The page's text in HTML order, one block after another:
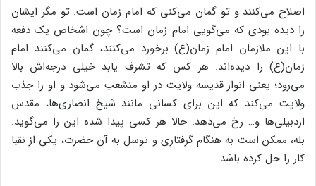
اصلاح مى‌‌کنند و تو گمان مى‌‌کنى که امام زمان است. تو مگر ایشان
را دیده بودى که مى‌‌گویى امام زمان است؟ چون اشخاص یک دفعه
با این ملازمان امام زمان(ع) برخورد مى‌‌کنند، گمان مى‌‌کنند امام
زمان(ع) را دیده‌‌اند. هر کس که تشرف یابد خیلى درجه‌‌اش بالا
مى‌‌رود؛ یعنى انوار قدیسه ولایت در او منشعب مى‌‌شود و او را جذب
ولایت مى‌‌کند که این براى کسانى مانند شیخ انصارى‌‌ها، مقدس
اردبیلى‌‌ها و… رخ مى‌‌دهد. حالا هر کسى پیدا شده این را مى‌‌گوید.
بله، ممکن است به هنگام گرفتارى و توسل به آن حضرت، یکى از نقبا
کار را حل کرده باشد.